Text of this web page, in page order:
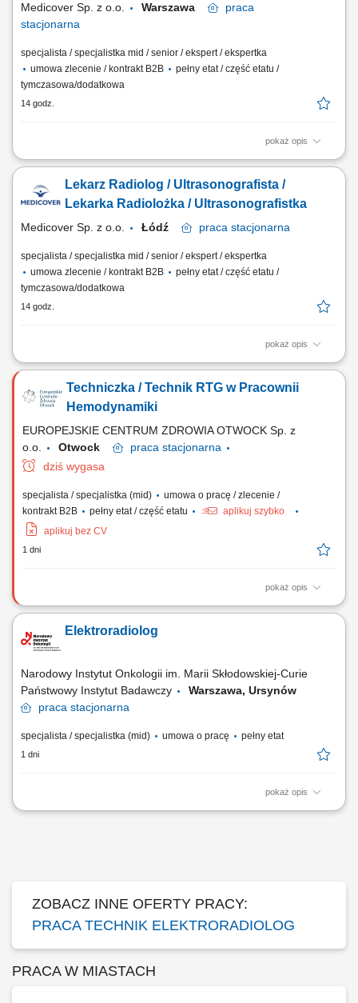
Medicover Sp. z o.o. Warszawa
praca
stacjonarna
specjalista / specjalistka mid / senior / ekspert / ekspertka
umowa zlecenie / kontrakt B2B
pełny etat / część etatu /
tymczasowa/dodatkowa
14 godz.
pokaż opis
Będziesz odpowiedzialny/-a za: wykonywanie i opis badań USG ​​
ekipy medycznej i stań się #bohaterem opieki zdrowotnej! Szukamy
Ciebie, jeśli​: ukończyłeś/-aś specjalizację lub jesteś w jej trakcie
Lekarz Radiolog / Ultrasonografista /
Lekarka Radiolożka / Ultrasonografistka
Medicover Sp. z o.o. Łódź praca stacjonarna
specjalista / specjalistka mid / senior / ekspert / ekspertka
umowa zlecenie / kontrakt B2B
pełny etat / część etatu /
tymczasowa/dodatkowa
14 godz.
pokaż opis
Będziesz odpowiedzialny/-a za: wykonywanie i opis badań USG ​​
ekipy medycznej i stań się #bohaterem opieki zdrowotnej! Szukamy
Ciebie, jeśli​: ukończyłeś/-aś specjalizację lub jesteś w jej trakcie
Techniczka / Technik RTG w Pracownii
Hemodynamiki
EUROPEJSKIE CENTRUM ZDROWIA OTWOCK Sp. z
o.o.
Otwock praca stacjonarna
dziś wygasa
specjalista / specjalistka (mid)
umowa o pracę / zlecenie /
kontrakt B2B
pełny etat / część etatu
aplikuj szybko
aplikuj bez CV
1 dni
pokaż opis
Zakres obowiązków: Wykonywanie badań RTG w Pracowni
diagnostycznych i zabiegowych. Obsługa specjalistycznej aparatury
diagnostycznej. Dbanie o przestrzeganie zasad bezpieczeństwa i
Elektroradiolog
Narodowy Instytut Onkologii im. Marii Skłodowskiej-Curie
Państwowy Instytut Badawczy
Warszawa, Ursynów
praca stacjonarna
specjalista / specjalistka (mid) umowa o pracę pełny etat
1 dni
pokaż opis
Do zadań na ww. stanowisku należeć będzie między innymi:
ZOBACZ INNE OFERTY PRACY:
PRACA TECHNIK ELEKTRORADIOLOG
PRACA W MIASTACH